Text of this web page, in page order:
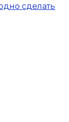
сделать